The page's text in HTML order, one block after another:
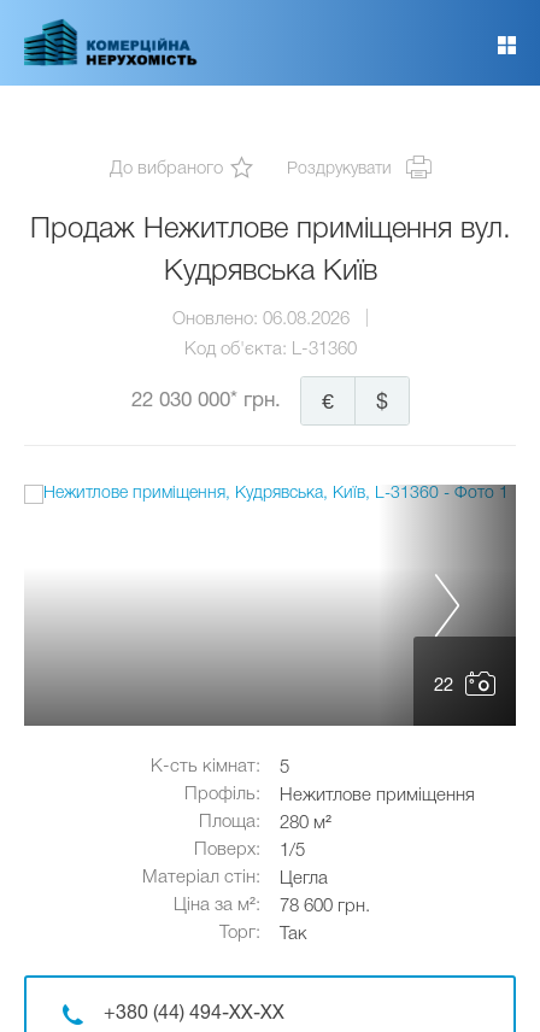
основного
До вибраного Роздрукувати
Продаж Нежитлове приміщення вул.
Кудрявська Київ
Оновлено: 06.08.2026
Код об'єкта: L-31360
22 030 000* грн. $
€
22
К-сть кімнат:
5
Профіль:
Нежитлове приміщення
Площа:
280 м²
Поверх:
1/5
Матеріал стін:
Цегла
Ціна за м²:
78 600 грн.
Торг:
Так
+380 (44) 494-XX-XX